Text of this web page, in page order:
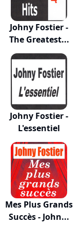
Johny Fostier -
The Greatest...
Johny Fostier -
L'essentiel
Mes Plus Grands
Succès - John...